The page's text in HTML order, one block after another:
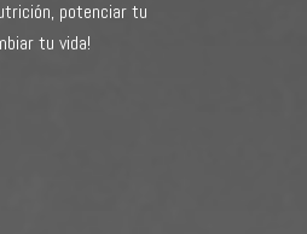
potenciar tu
tu vida!